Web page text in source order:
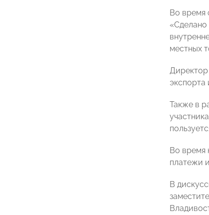
Во время
«Сделано
местных
Директор
экспорта
Также в
Во время
платежи
В